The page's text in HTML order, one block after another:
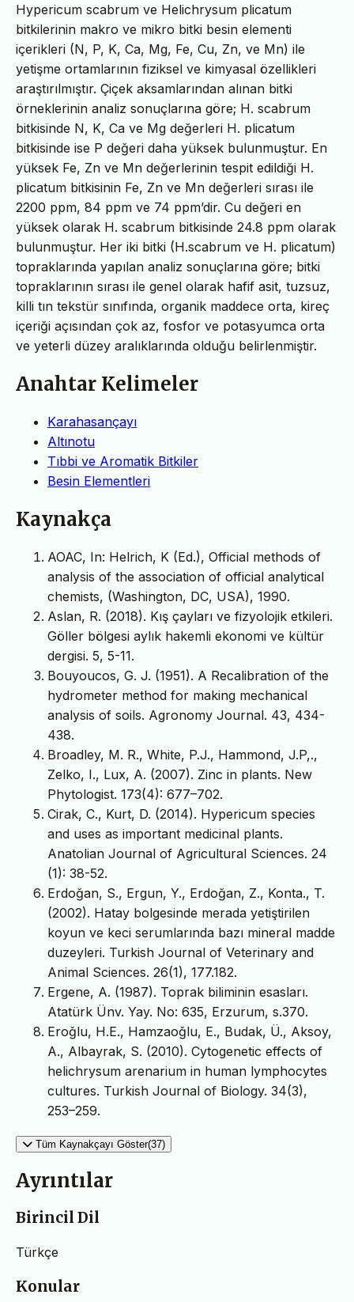
Hypericum scabrum ve Helichrysum plicatum
bitkilerinin makro ve mikro bitki besin elementi
içerikleri (N, P, K, Ca, Mg, Fe, Cu, Zn, ve Mn) ile
yetişme ortamlarının fiziksel ve kimyasal özellikleri
araştırılmıştır. Çiçek aksamlarından alınan bitki
örneklerinin analiz sonuçlarına göre; H. scabrum
bitkisinde N, K, Ca ve Mg değerleri H. plicatum
bitkisinde ise P değeri daha yüksek bulunmuştur. En
yüksek Fe, Zn ve Mn değerlerinin tespit edildiği H.
plicatum bitkisinin Fe, Zn ve Mn değerleri sırası ile
2200 ppm, 84 ppm ve 74 ppm’dir. Cu değeri en
yüksek olarak H. scabrum bitkisinde 24.8 ppm olarak
bulunmuştur. Her iki bitki (H.scabrum ve H. plicatum)
topraklarında yapılan analiz sonuçlarına göre; bitki
topraklarının sırası ile genel olarak hafif asit, tuzsuz,
killi tın tekstür sınıfında, organik maddece orta, kireç
içeriği açısından çok az, fosfor ve potasyumca orta
ve yeterli düzey aralıklarında olduğu belirlenmiştir.
Anahtar Kelimeler
Karahasançayı
Altınotu
Tıbbi ve Aromatik Bitkiler
Besin Elementleri
Kaynakça
AOAC, In: Helrich, K (Ed.), Official methods of
analysis of the association of official analytical
chemists, (Washington, DC, USA), 1990.
Aslan, R. (2018). Kış çayları ve fizyolojik etkileri.
Göller bölgesi aylık hakemli ekonomi ve kültür
dergisi. 5, 5-11.
Bouyoucos, G. J. (1951). A Recalibration of the
hydrometer method for making mechanical
analysis of soils. Agronomy Journal. 43, 434-
438.
Broadley, M. R., White, P.J., Hammond, J.P,.,
Zelko, I., Lux, A. (2007). Zinc in plants. New
Phytologist. 173(4): 677–702.
Cirak, C., Kurt, D. (2014). Hypericum species
and uses as important medicinal plants.
Anatolian Journal of Agricultural Sciences. 24
(1): 38-52.
Erdoğan, S., Ergun, Y., Erdoğan, Z., Konta., T.
(2002). Hatay bolgesinde merada yetiştirilen
koyun ve keci serumlarında bazı mineral madde
duzeyleri. Turkish Journal of Veterinary and
Animal Sciences. 26(1), 177.182.
Ergene, A. (1987). Toprak biliminin esasları.
Atatürk Ünv. Yay. No: 635, Erzurum, s.370.
Eroǧlu, H.E., Hamzaoǧlu, E., Budak, Ü., Aksoy,
A., Albayrak, S. (2010). Cytogenetic effects of
helichrysum arenarium in human lymphocytes
cultures. Turkish Journal of Biology. 34(3),
253–259.
Tüm Kaynakçayı Göster(37)
Ayrıntılar
Birincil Dil
Türkçe
Konular